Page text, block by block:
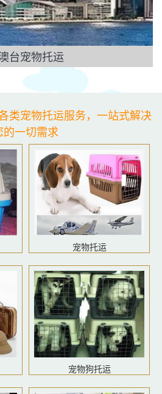
台宠物托运
类宠物托运服务，一站式解决
的一切需求
宠物托运
宠物狗托运